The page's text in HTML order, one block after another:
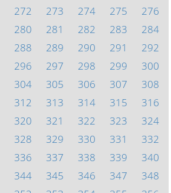
272 273 274 275
276
280 281 282 283
284
288 289 290 291
292
296 297 298 299
300
304 305 306 307
308
312 313 314 315
316
320 321 322 323
324
328 329 330 331
332
336 337 338 339
340
344 345 346 347
348